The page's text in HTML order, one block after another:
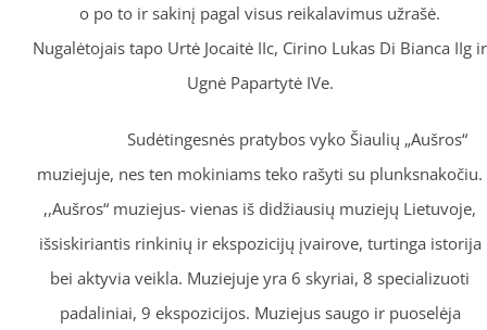
o po to ir sakinį pagal visus reikalavimus užrašė.
Nugalėtojais tapo Urtė Jocaitė IIc, Cirino Lukas Di Bianca IIg ir
Ugnė Papartytė IVe.
Sudėtingesnės pratybos vyko Šiaulių „Aušros“
muziejuje, nes ten mokiniams teko rašyti su plunksnakočiu.
,,Aušros“ muziejus- vienas iš didžiausių muziejų Lietuvoje,
išsiskiriantis rinkinių ir ekspozicijų įvairove, turtinga istorija
bei aktyvia veikla. Muziejuje yra 6 skyriai, 8 specializuoti
padaliniai, 9 ekspozicijos. Muziejus saugo ir puoselėja